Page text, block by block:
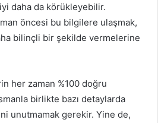
daha da körükleyebilir.
öncesi bu bilgilere ulaşmak,
bilinçli bir şekilde vermelerine
her zaman %100 doğru
birlikte bazı detaylarda
unutmamak gerekir. Yine de,